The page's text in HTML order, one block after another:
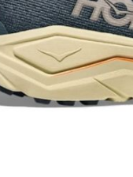
8est la chaussure
les chemins
séduit par son
est équipée d'une
de réactivité.
repensée assure
en 3D
enveloppe